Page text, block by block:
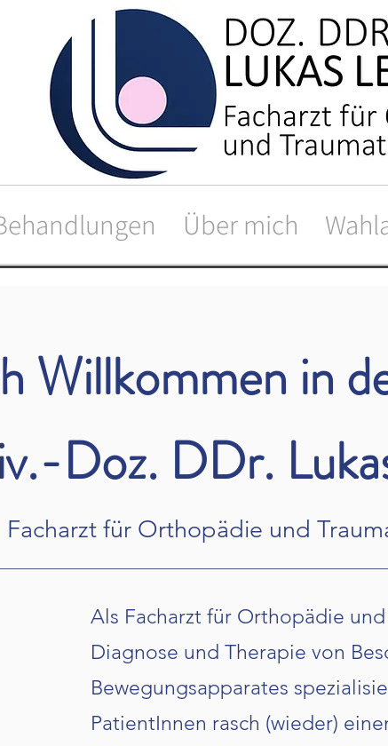
Über mich
Willkommen in
Doz. DDr.
Facharzt für Orthopädie und
Als Facharzt für Orthopädie
Diagnose und Therapie von
Bewegungsapparates
PatientInnen rasch (wieder)